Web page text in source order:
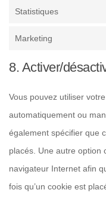
Statistiques
Marketing
8. Activer/
Vous pouvez utiliser
automatiquement ou
également spécifier que
placés. Une autre option
navigateur Internet afin
fois qu’un cookie est